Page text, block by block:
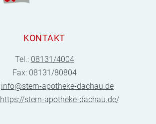
KONTAKT
Tel.: 08131/4004
Fax: 08131/80804
info@stern-apotheke-dachau.de
https://stern-apotheke-dachau.de/